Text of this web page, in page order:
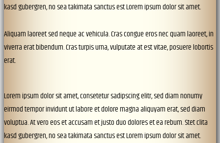
kasd gubergren, no sea takimata sanctus est Lorem ipsum dolor sit amet.
Aliquam laoreet sed neque ac vehicula. Cras congue eros nec quam laoreet, in
viverra erat bibendum. Cras turpis urna, vulputate at est vitae, posuere lobortis
erat.
Lorem ipsum dolor sit amet, consetetur sadipscing elitr, sed diam nonumy
eirmod tempor invidunt ut labore et dolore magna aliquyam erat, sed diam
voluptua. At vero eos et accusam et justo duo dolores et ea rebum. Stet clita
kasd gubergren, no sea takimata sanctus est Lorem ipsum dolor sit amet.